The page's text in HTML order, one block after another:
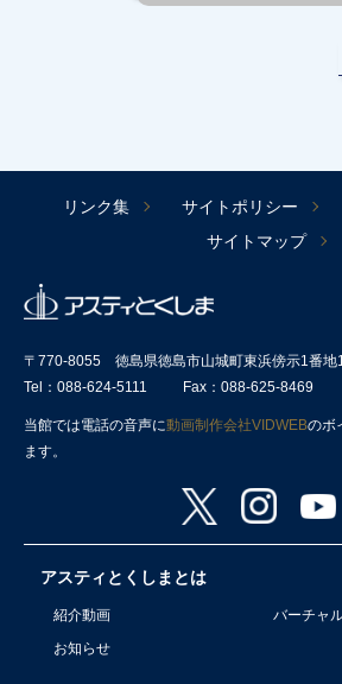
リンク集 サイトポリシー
サイトマップ
〒770-8055 徳島県徳島市山城町東浜傍示1番地
Tel：088-624-5111
Fax：088-625-8469
当館では電話の音声に動画制作会社VIDWEBのボ
ます。
アスティとくしまとは
紹介動画
バーチャ
お知らせ